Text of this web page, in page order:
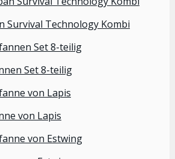
Survival Technology Kombi
Set 8-teilig
von Lapis